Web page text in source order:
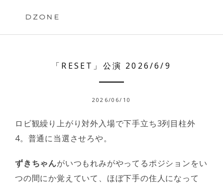
DZONE
「RESET」公演 2026/6/9
2026/06/10
ロビ観繰り上がり対外入場で下手立ち3列目柱外
4。普通に当選させろや。
ずきちゃんがいつもれみがやってるポジションをい
つの間にか覚えていて、ほぼ下手の住人になって